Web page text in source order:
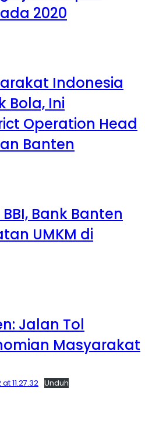
2020
Indonesia
Bola, Ini
Operation Head
Banten
Bank Banten
UMKM di
Jalan Tol
Masyarakat
11.27.32 Unduh